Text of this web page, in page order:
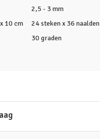
2,5 - 3 mm
10 cm
24 steken x 36 naalden
30 graden